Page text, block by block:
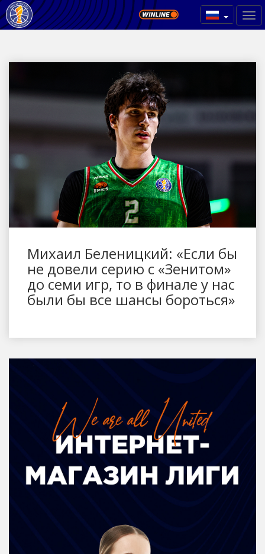
Михаил Беленицкий: «Если бы
не довели серию с «Зенитом»
до семи игр, то в финале у нас
были бы все шансы бороться»